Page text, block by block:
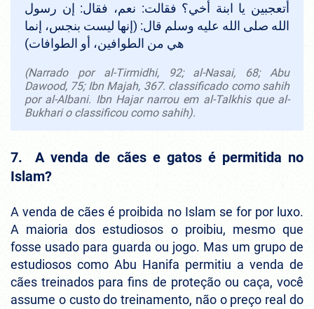
أتعجبين يا ابنة أخي؟ فقالت: نعم، فقال: إن رسول
الله صلى الله عليه وسلم قال: (إنها ليست بنجس، إنما
هي من الطوافين، أو الطوافات)
(Narrado por al-Tirmidhi, 92; al-Nasai, 68; Abu
Dawood, 75; Ibn Majah, 367. classificado como sahih
por al-Albani. Ibn Hajar narrou em al-Talkhis que al-
Bukhari o classificou como sahih).
7. A venda de cães e gatos é permitida no
Islam?
A venda de cães é proibida no Islam se for por luxo.
A maioria dos estudiosos o proibiu, mesmo que
fosse usado para guarda ou jogo. Mas um grupo de
estudiosos como Abu Hanifa permitiu a venda de
cães treinados para fins de proteção ou caça, você
assume o custo do treinamento, não o preço real do